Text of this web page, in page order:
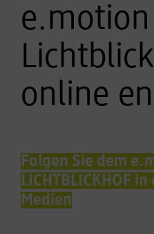
e.motion
online
Folgen Sie dem
LICHTBLICKHOF
Medien